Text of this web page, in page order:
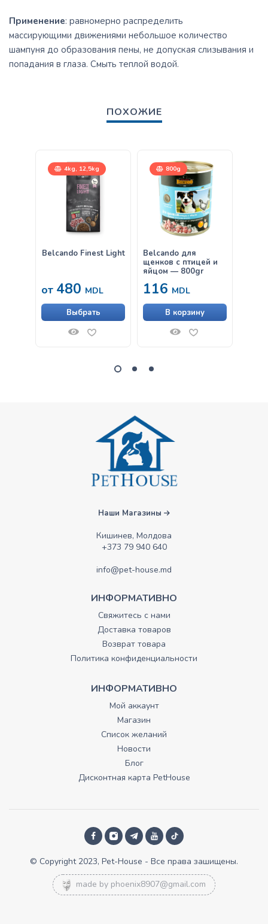
Применение: равномерно распределить
массирующими движениями небольшое количество
шампуня до образования пены, не допуская слизывания и
попадания в глаза. Смыть теплой водой.
ПОХОЖИЕ
4kg, 12,5kg
Belcando Finest Light
от 480 MDL
Выбрать
800g
Belcando для
щенков с птицей и
яйцом — 800gr
116 MDL
В корзину
Наши Магазины
Кишинев, Молдова
+373 79 940 640
info@pet-house.md
ИНФОРМАТИВНО
Свяжитесь с нами
Доставка товаров
Возврат товара
Политика конфиденциальности
ИНФОРМАТИВНО
Мой аккаунт
Магазин
Список желаний
Новости
Блог
Дисконтная карта PetHouse
© Copyright 2023, Pet-House - Все права зашищены.
made by phoenix8907@gmail.com